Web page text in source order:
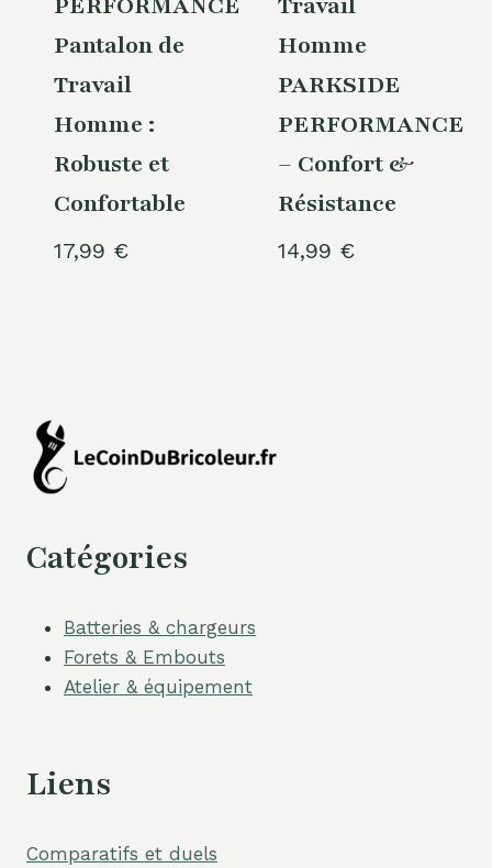
Pantalon de
Travail
Homme :
Robuste et
Confortable
17,99 €
Homme
PARKSIDE
PERFORMANCE®
– Confort &
Résistance
14,99 €
Catégories
Batteries & chargeurs
Forets & Embouts
Atelier & équipement
Liens
Comparatifs et duels